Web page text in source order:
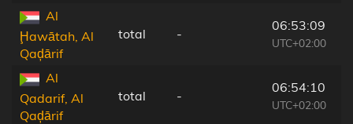
Al
Ḩawātah, Al
Qaḑārif
total -
06:53:09
UTC+02:00
Al
Qadarif, Al
Qaḑārif
total -
06:54:10
UTC+02:00